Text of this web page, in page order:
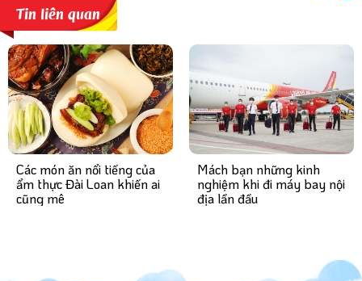
Tin liên quan
Các món ăn nổi tiếng của
ẩm thực Đài Loan khiến ai
cũng mê
Mách bạn những kinh
nghiệm khi đi máy bay nội
địa lần đầu